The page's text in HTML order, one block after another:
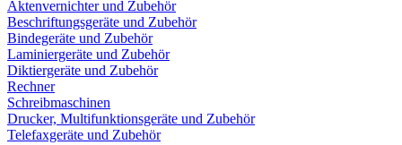
Aktenvernichter und Zubehör
Beschriftungsgeräte und Zubehör
Bindegeräte und Zubehör
Laminiergeräte und Zubehör
Diktiergeräte und Zubehör
Rechner
Schreibmaschinen
Drucker, Multifunktionsgeräte und Zubehör
Telefaxgeräte und Zubehör